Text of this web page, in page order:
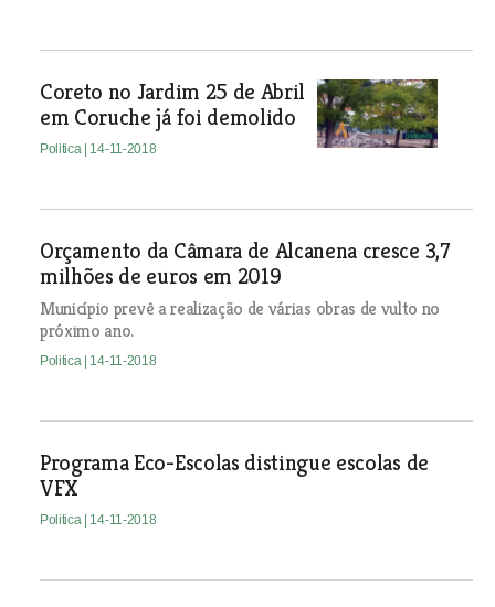
Coreto no Jardim 25 de Abril
em Coruche já foi demolido
Politica | 14-11-2018
Orçamento da Câmara de Alcanena cresce 3,7
milhões de euros em 2019
Município prevê a realização de várias obras de vulto no
próximo ano.
Politica | 14-11-2018
Programa Eco-Escolas distingue escolas de
VFX
Politica | 14-11-2018